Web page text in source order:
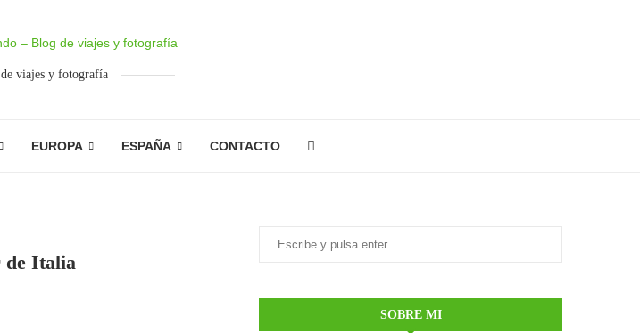
viajes y fotografía
EUROPA ESPAÑA CONTACTO
de Italia
SOBRE MI